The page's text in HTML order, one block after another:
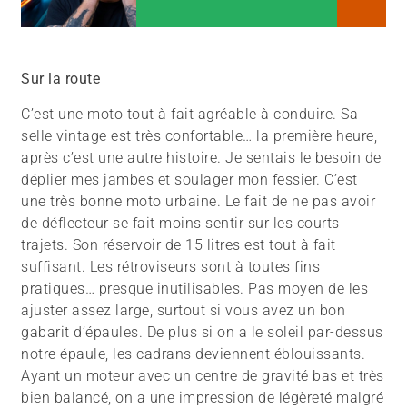
Sur la route
C’est une moto tout à fait agréable à conduire. Sa
selle vintage est très confortable… la première heure,
après c’est une autre histoire. Je sentais le besoin de
déplier mes jambes et soulager mon fessier. C’est
une très bonne moto urbaine. Le fait de ne pas avoir
de déflecteur se fait moins sentir sur les courts
trajets. Son réservoir de 15 litres est tout à fait
suffisant. Les rétroviseurs sont à toutes fins
pratiques… presque inutilisables. Pas moyen de les
ajuster assez large, surtout si vous avez un bon
gabarit d’épaules. De plus si on a le soleil par-dessus
notre épaule, les cadrans deviennent éblouissants.
Ayant un moteur avec un centre de gravité bas et très
bien balancé, on a une impression de légèreté malgré